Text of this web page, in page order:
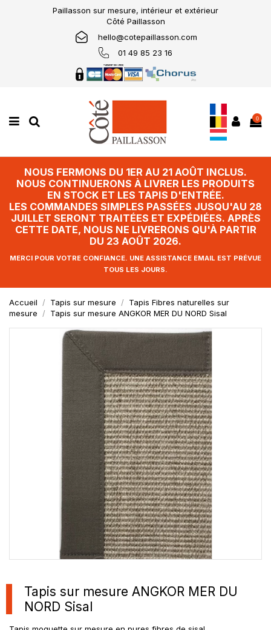
Paillasson sur mesure, intérieur et extérieur
Côté Paillasson
hello@cotepaillasson.com
01 49 85 23 16
0
NOUS FERMONS DU 1ER AU 21 AOÛT INCLUS.
NOUS CONTINUERONS À LIVRER LES PRODUITS
EN STOCK ET LES TAPIS D'ENTRÉE.
LES COMMANDES SIMPLES PASSÉES JUSQU'AU 28
JUILLET SERONT TRAITÉES ET EXPÉDIÉES. APRÈS
CETTE DATE, NOUS NE LIVRERONS QU'À PARTIR
DU 23 AOÛT 2026.
MERCI POUR VOTRE CONFIANCE. UNE ASSISTANCE EMAIL EST PRÉVUE
TOUS LES JOURS.
Accueil Tapis sur mesure
Tapis Fibres naturelles sur
mesure
Tapis sur mesure ANGKOR MER DU NORD Sisal
Tapis sur mesure ANGKOR MER DU
NORD Sisal